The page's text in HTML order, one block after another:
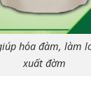
hóa đàm, làm
xuất đờm